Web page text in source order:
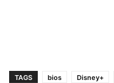
TAGS bios Disney+